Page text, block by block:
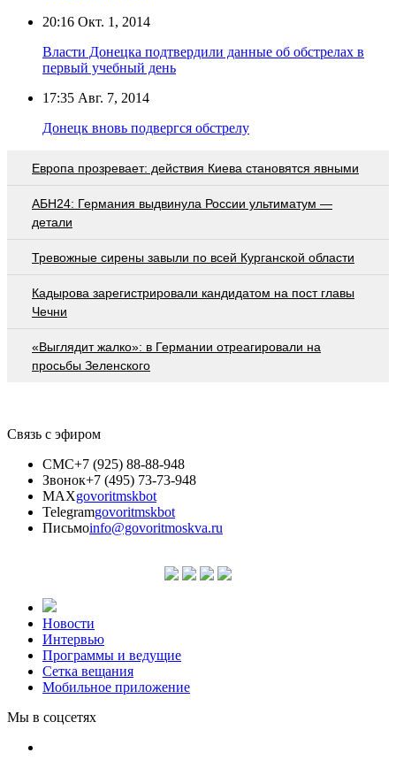
20:16 Окт. 1, 2014
Власти Донецка подтвердили данные об обстрелах в
первый учебный день
17:35 Авг. 7, 2014
Донецк вновь подвергся обстрелу
Европа прозревает: действия Киева становятся явными
АБН24: Германия выдвинула России ультиматум —
детали
Тревожные сирены завыли по всей Курганской области
Кадырова зарегистрировали кандидатом на пост главы
Чечни
«Выглядит жалко»: в Германии отреагировали на
просьбы Зеленского
Связь с эфиром
СМС+7 (925) 88-88-948
Звонок+7 (495) 73-73-948
MAXgovoritmskbot
Telegramgovoritmskbot
Письмоinfo@govoritmoskva.ru
Новости
Интервью
Программы и ведущие
Сетка вещания
Мобильное приложение
Мы в соцсетях